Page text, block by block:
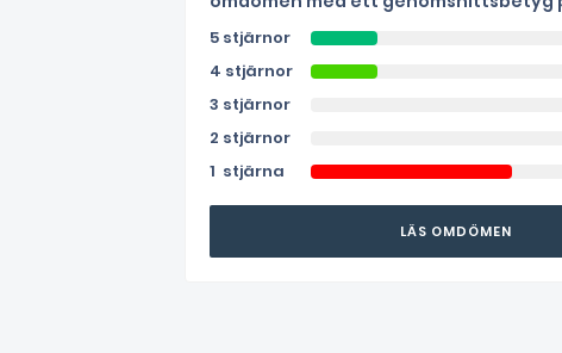
5 stjärnor
4 stjärnor
3 stjärnor
2 stjärnor
1 stjärna
LÄS OMDÖMEN